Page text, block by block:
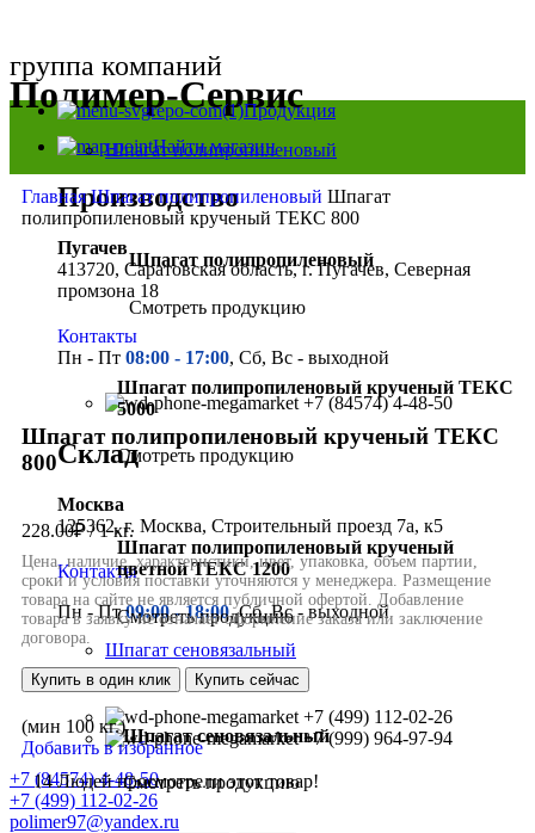
группа компаний
Полимер-Сервис
Найти магазин
Производство
Пугачев
413720, Саратовская область, г. Пугачев, Северная
промзона 18
Контакты
Пн - Пт 08:00 - 17:00, Сб, Вс - выходной
+7 (84574) 4-48-50
Склад
Москва
125362, г. Москва, Строительный проезд 7а, к5
Контакты
Пн - Пт09:00 - 18:00, Сб, Вс - выходной
+7 (499) 112-02-26
+7 (999) 964-97-94
+7 (84574) 4-48-50
+7 (499) 112-02-26
polimer97@yandex.ru
Продукция
Шпагат полипропиленовый
Шпагат полипропиленовый
Смотреть продукцию
Шпагат полипропиленовый крученый ТЕКС
5000
Смотреть продукцию
Шпагат полипропиленовый крученый
цветной ТЕКС 1200
Смотреть продукцию
Шпагат сеновязальный
Шпагат сеновязальный
Смотреть продукцию
ГлавнаяШпагат полипропиленовый Шпагат
полипропиленовый крученый ТЕКС 800
Нажмите, чтобы увеличить
Шпагат полипропиленовый крученый ТЕКС
800
228.00₽/ 1 кг.
Купить в один клик Купить сейчас
(мин 100 кг.)
Добавить в избранное
14 Людей просмотрели этот товар!